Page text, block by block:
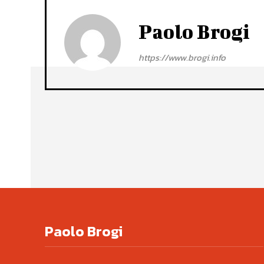
Paolo Brogi
https://www.brogi.info
Paolo Brogi